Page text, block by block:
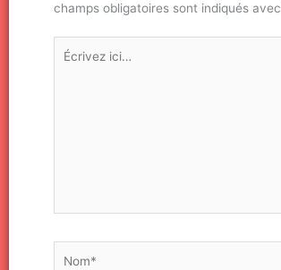
champs obligatoires sont indiqués avec
Écrivez
ici…